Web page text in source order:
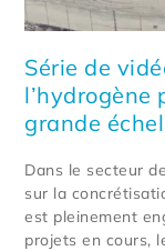
Série de
l’hydrogène
grande
Dans le secteur
sur la
est pleinement
projets en cours,